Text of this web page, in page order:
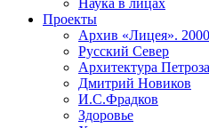
Проекты
Архив «Лицея».
Русский Север
Архитектура
Дмитрий Новиков
И.С.Фрадков
Здоровье